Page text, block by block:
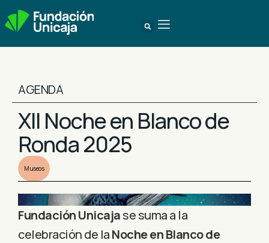
AGENDA
XII Noche en Blanco de
Ronda 2025
Museos
Fundación Unicajase suma a la
celebración de laNoche en Blanco de